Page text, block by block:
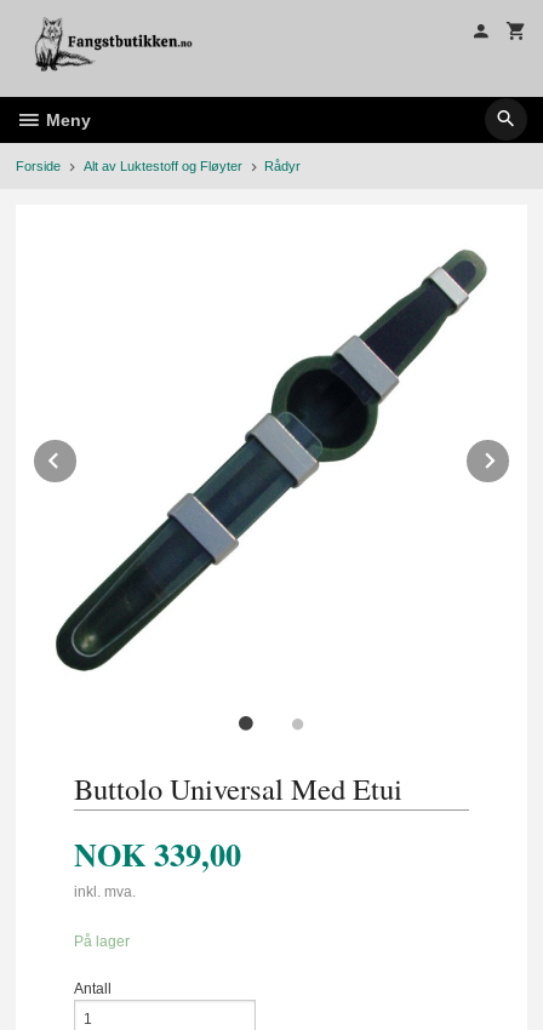
innholdet
Meny
Forside Alt av Luktestoff og Fløyter Rådyr
Prev
Buttolo Universal Med Etui
NOK339,00
inkl. mva.
På lager
Antall